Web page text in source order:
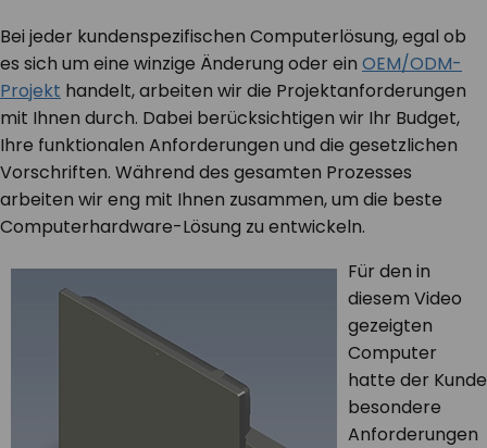
Bei jeder kundenspezifischen Computerlösung, egal ob
es sich um eine winzige Änderung oder ein OEM/ODM-
Projekt handelt, arbeiten wir die Projektanforderungen
mit Ihnen durch. Dabei berücksichtigen wir Ihr Budget,
Ihre funktionalen Anforderungen und die gesetzlichen
Vorschriften. Während des gesamten Prozesses
arbeiten wir eng mit Ihnen zusammen, um die beste
Computerhardware-Lösung zu entwickeln.
Für den in
diesem Video
gezeigten
Computer
hatte der Kunde
besondere
Anforderungen